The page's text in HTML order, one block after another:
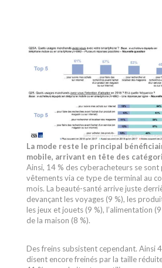
La mode reste le principal
mobile, arrivant en tête des
Ainsi, 14 % des cyberacheteurs se sont
vêtements via ce type de terminal au
mois. La beauté-santé arrive juste
devançant les voyages (9 %), les
les jeux et jouets (9 %), l’alimentation
de la maison (8 %).
Des freins subsistent cependant. Ainsi
disent encore freinés par la taille